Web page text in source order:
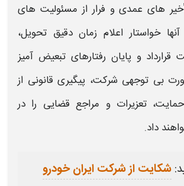
های عمدی و فرار از مسئولیت های
خواستار اعلام زمان دقیق تحویل،
قرارداد و پایان رفتارهای تبعیض آمیز
بی توجهی شرکت، پیگیری قانونی از
تعزیرات و مراجع قضایی را در
داد.
شکایت از شرکت ایران خودرو